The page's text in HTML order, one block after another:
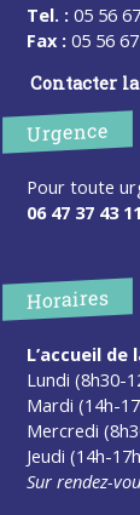
Tel. : 05 56
Fax : 05 56
Contacter
Urgence
Pour toute
06 47 37 43 11
Horaires
L’accueil
Lundi (8h30-
Mardi (14h-
Mercredi
Jeudi (14h-
Sur rendez-